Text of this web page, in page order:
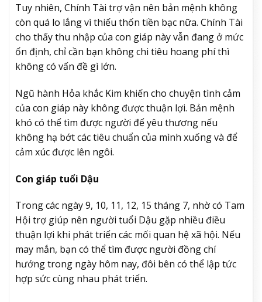
Tuy nhiên, Chính Tài trợ vận nên bản mệnh không
còn quá lo lắng vì thiếu thốn tiền bạc nữa. Chính Tài
cho thấy thu nhập của con giáp này vẫn đang ở mức
ổn định, chỉ cần bạn không chi tiêu hoang phí thì
không có vấn đề gì lớn.
Ngũ hành Hỏa khắc Kim khiến cho chuyện tình cảm
của con giáp này không được thuận lợi. Bản mệnh
khó có thể tìm được người để yêu thương nếu
không hạ bớt các tiêu chuẩn của mình xuống và để
cảm xúc được lên ngôi.
Con giáp tuổi Dậu
Trong các ngày 9, 10, 11, 12, 15 tháng 7, nhờ có Tam
Hội trợ giúp nên người tuổi Dậu gặp nhiều điều
thuận lợi khi phát triển các mối quan hệ xã hội. Nếu
may mắn, bạn có thể tìm được người đồng chí
hướng trong ngày hôm nay, đôi bên có thể lập tức
hợp sức cùng nhau phát triển.